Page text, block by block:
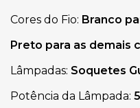
Cores do Fio: Branco
Preto para as demais
Lâmpadas: Soquetes
Potência da Lâmpada: